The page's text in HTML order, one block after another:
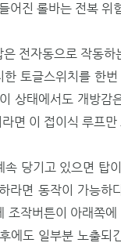
어진 롤바는 전복 위
전자동으로 작동
토글스위치를 한
상태에서도 개방감
면 이 접이식 루프만
당기고 있으면 탑
면 동작이 가능하
작버튼이 아래쪽
에도 일부분 노출되